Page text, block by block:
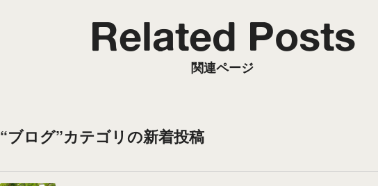
関連ページ
Related Posts
“ブログ”カテゴリの新着投稿